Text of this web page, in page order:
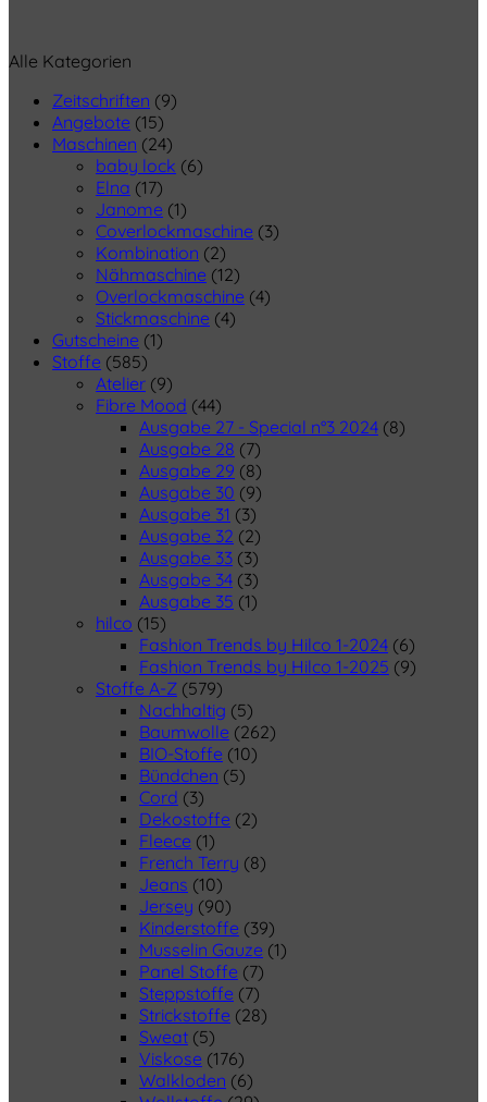
Alle Kategorien
Zeitschriften (9)
Angebote (15)
Maschinen (24)
baby lock (6)
Elna (17)
Janome (1)
Coverlockmaschine (3)
Kombination (2)
Nähmaschine (12)
Overlockmaschine (4)
Stickmaschine (4)
Gutscheine (1)
Stoffe (585)
Atelier (9)
Fibre Mood (44)
Ausgabe 27 - Special n°3 2024 (8)
Ausgabe 28 (7)
Ausgabe 29 (8)
Ausgabe 30 (9)
Ausgabe 31 (3)
Ausgabe 32 (2)
Ausgabe 33 (3)
Ausgabe 34 (3)
Ausgabe 35 (1)
hilco (15)
Fashion Trends by Hilco 1-2024 (6)
Fashion Trends by Hilco 1-2025 (9)
Stoffe A-Z (579)
Nachhaltig (5)
Baumwolle (262)
BIO-Stoffe (10)
Bündchen (5)
Cord (3)
Dekostoffe (2)
Fleece (1)
French Terry (8)
Jeans (10)
Jersey (90)
Kinderstoffe (39)
Musselin Gauze (1)
Panel Stoffe (7)
Steppstoffe (7)
Strickstoffe (28)
Sweat (5)
Viskose (176)
Walkloden (6)